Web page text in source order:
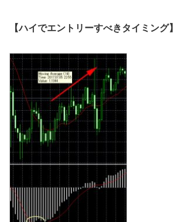
【ハイでエントリーすべきタイミング】